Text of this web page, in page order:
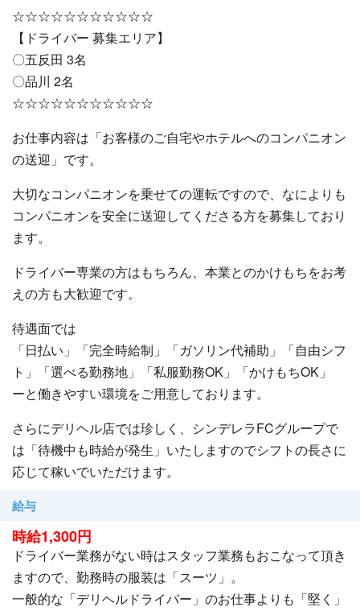
☆☆☆☆☆☆☆☆☆☆☆
【ドライバー 募集エリア】
〇五反田 3名
〇品川 2名
☆☆☆☆☆☆☆☆☆☆☆
お仕事内容は「お客様のご自宅やホテルへのコンパニオン
の送迎」です。
大切なコンパニオンを乗せての運転ですので、なによりも
コンパニオンを安全に送迎してくださる方を募集しており
ます。
ドライバー専業の方はもちろん、本業とのかけもちをお考
えの方も大歓迎です。
待遇面では
「日払い」「完全時給制」「ガソリン代補助」「自由シフ
ト」「選べる勤務地」「私服勤務OK」「かけもちOK」
ーと働きやすい環境をご用意しております。
さらにデリヘル店では珍しく、シンデレラFCグループで
は「待機中も時給が発生」いたしますのでシフトの長さに
応じて稼いでいただけます。
給与
時給1,300円
ドライバー業務がない時はスタッフ業務もおこなって頂き
ますので、勤務時の服装は「スーツ」。
一般的な「デリヘルドライバー」のお仕事よりも「堅く」